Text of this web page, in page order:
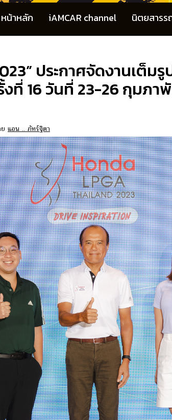
หน้าหลัก iAMCAR channel นิตยสาร
ประกาศจัดงานเต็
ที่ 16 วันที่ 23-26 กุมภ
แอน .. ภัทร์ฐิตา